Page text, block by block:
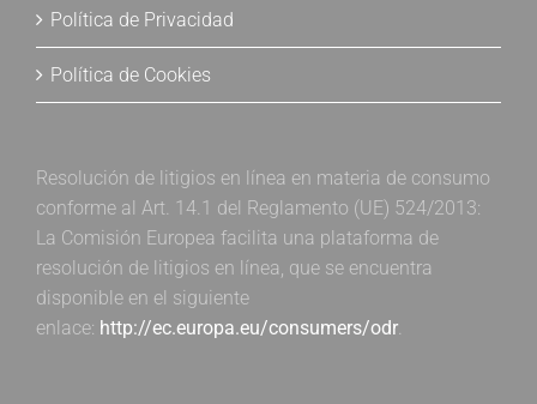
Política de Privacidad
Política de Cookies
Resolución de litigios en línea en materia de consumo
conforme al Art. 14.1 del Reglamento (UE) 524/2013:
La Comisión Europea facilita una plataforma de
resolución de litigios en línea, que se encuentra
disponible en el siguiente
enlace: http://ec.europa.eu/consumers/odr.